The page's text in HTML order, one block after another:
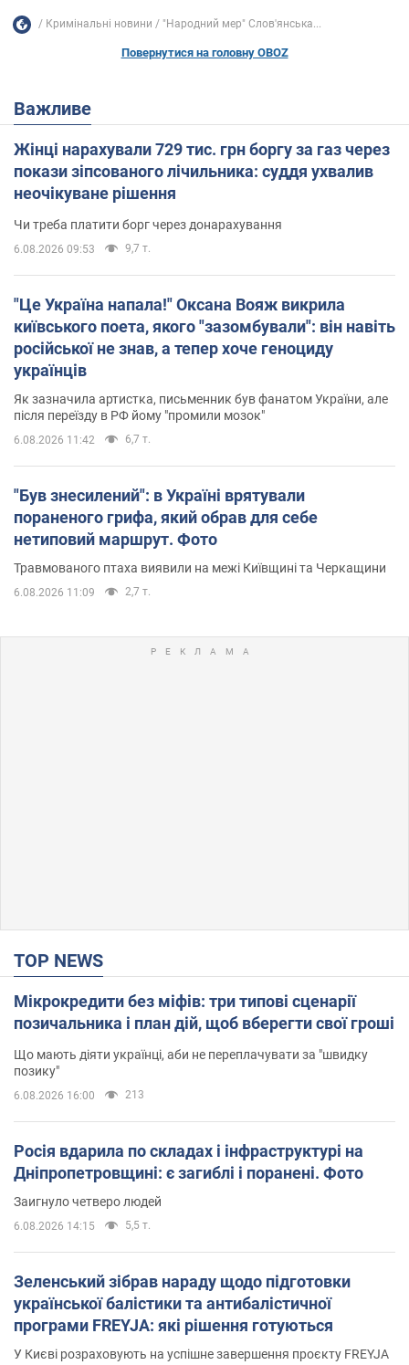
Кримінальні новини "Народний мер" Слов'янська...
Повернутися на головну OBOZ
Важливе
Жінці нарахували 729 тис. грн боргу за газ через
покази зіпсованого лічильника: суддя ухвалив
неочікуване рішення
Чи треба платити борг через донарахування
6.08.2026 09:53 9,7 т.
"Це Україна напала!" Оксана Вояж викрила
київського поета, якого "зазомбували": він навіть
російської не знав, а тепер хоче геноциду
українців
Як зазначила артистка, письменник був фанатом України, але
після переїзду в РФ йому "промили мозок"
6.08.2026 11:42 6,7 т.
"Був знесилений": в Україні врятували
пораненого грифа, який обрав для себе
нетиповий маршрут. Фото
Травмованого птаха виявили на межі Київщині та Черкащини
6.08.2026 11:09 2,7 т.
TOP NEWS
Мікрокредити без міфів: три типові сценарії
позичальника і план дій, щоб вберегти свої гроші
Що мають діяти українці, аби не переплачувати за "швидку
позику"
6.08.2026 16:00 213
Росія вдарила по складах і інфраструктурі на
Дніпропетровщині: є загиблі і поранені. Фото
Заигнуло четверо людей
6.08.2026 14:15 5,5 т.
Зеленський зібрав нараду щодо підготовки
української балістики та антибалістичної
програми FREYJA: які рішення готуються
У Києві розраховують на успішне завершення проєкту FREYJA